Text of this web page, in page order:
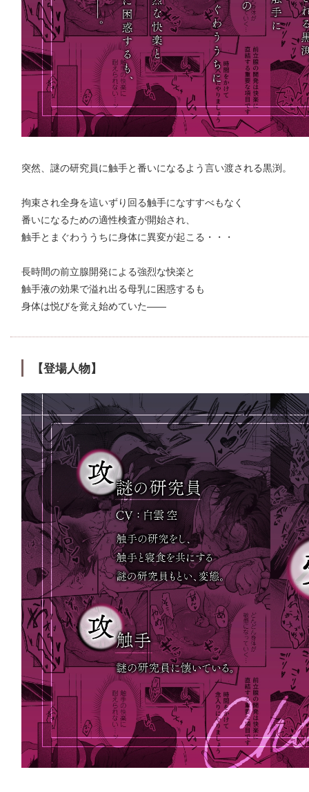
突然、謎の研究員に触手と番いになるよう言い渡される黒渕。
拘束され全身を這いずり回る触手になすすべもなく
番いになるための適性検査が開始され、
触手とまぐわううちに身体に異変が起こる・・・
長時間の前立腺開発による強烈な快楽と
触手液の効果で溢れ出る母乳に困惑するも
身体は悦びを覚え始めていた――
【登場人物】